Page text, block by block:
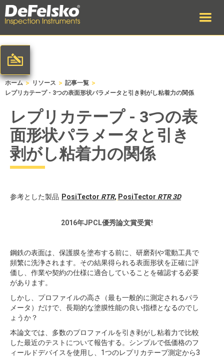
ホーム > リソース > 記事一覧 >
レプリカテープ - 3つの表面形状パラメータと引き剥がし粘着力の関係
レプリカテープ - 3つの表
面形状パラメータと引き
剥がし粘着力の関係
参考とした製品 PosiTector RTR, PosiTector RTR 3D
2016年JPCL優秀論文賞受賞!
鋼鉄の表面は、保護膜を塗布する前に、研磨剤や電動工具で
頻繁に洗浄されます。その結果得られる表面形状を正確に評
価し、作業や契約の仕様に適合していることを確認する必要
があります。
しかし、プロファイルの高さ（最も一般的に測定されるパラ
メータ）だけで、長期的な塗膜性能の良い指標となるのでし
ょうか？
本論文では、多数のプロファイルを引き剥がし粘着力で比較
した最近のテストについて報告する。シンプルで低価格のフ
ィールドデバイスを使用し、1つのレプリカテープ測定から3